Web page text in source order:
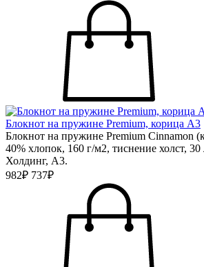
Блокнот на пружине Premium, корица А3
Блокнот на пружине Premium Cinnamon
40% хлопок, 160 г/м2, тиснение холст,
Холдинг, А3.
982₽ 737₽